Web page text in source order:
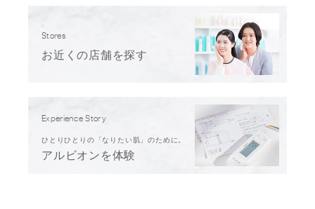
Stores
お近くの店舗を探す
Experience Story
ひとりひとりの「なりたい肌」のために。
アルビオンを体験